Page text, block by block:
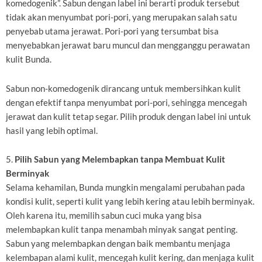
komedogenik”. Sabun dengan label ini berarti produk tersebut
tidak akan menyumbat pori-pori, yang merupakan salah satu
penyebab utama jerawat. Pori-pori yang tersumbat bisa
menyebabkan jerawat baru muncul dan mengganggu perawatan
kulit Bunda.
Sabun non-komedogenik dirancang untuk membersihkan kulit
dengan efektif tanpa menyumbat pori-pori, sehingga mencegah
jerawat dan kulit tetap segar. Pilih produk dengan label ini untuk
hasil yang lebih optimal.
5. Pilih Sabun yang Melembapkan tanpa Membuat Kulit
Berminyak
Selama kehamilan, Bunda mungkin mengalami perubahan pada
kondisi kulit, seperti kulit yang lebih kering atau lebih berminyak.
Oleh karena itu, memilih sabun cuci muka yang bisa
melembapkan kulit tanpa menambah minyak sangat penting.
Sabun yang melembapkan dengan baik membantu menjaga
kelembapan alami kulit, mencegah kulit kering, dan menjaga kulit